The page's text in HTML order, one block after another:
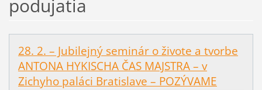
podujatia
28. 2. – Jubilejný seminár o živote a tvorbe
ANTONA HYKISCHA ČAS MAJSTRA – v
Zichyho paláci Bratislave – POZÝVAME